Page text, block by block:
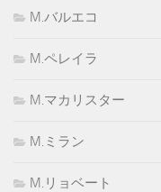
M.バルエコ
M.ペレイラ
M.マカリスター
M.ミラン
M.リョベート